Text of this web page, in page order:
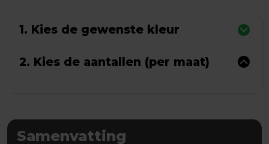
1. Kies de gewenste kleur
2. Kies de aantallen (per maat)
Samenvatting